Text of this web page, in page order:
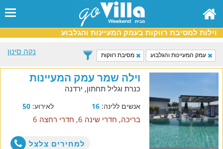
וילות למסיבת רווקות בעמק המעיינות והגלבוע
נקה סינון
עמק המעיינות והגלבוע מסיבת רווקות
וילה שמר עמק המעיינות
כנרת וגליל תחתון, ירדנה
אנשים ללינה:16 לאירוע:50
בריכה, חדרי שינה 6, חדרי רחצה 6
למחירים צלצל